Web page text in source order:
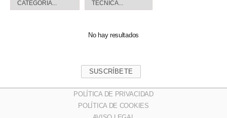
No hay resultados
SUSCRÍBETE
POLÍTICA DE PRIVACIDAD
POLÍTICA DE COOKIES